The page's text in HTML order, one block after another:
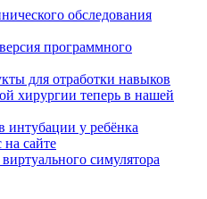
обследования
программного
для отработки навыков
хирургии теперь в нашей
интубации у ребёнка
на сайте
симулятора